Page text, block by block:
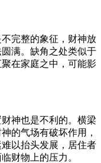
完整的象征，财神放
满。缺角之处类似于
在家庭之中，可能影
神也是不利的。横梁
的气场有破坏作用，
以抬头发展，居住者
财物上的压力。